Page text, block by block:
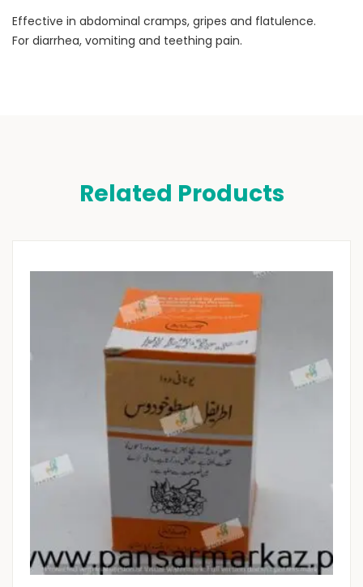
Effective in abdominal cramps, gripes and flatulence.
For diarrhea, vomiting and teething pain.
Related Products